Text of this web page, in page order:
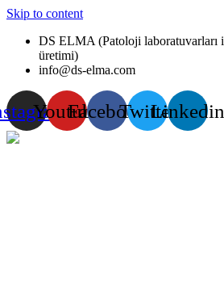
Skip to content
DS ELMA (Patoloji laboratuvarları
üretimi)
info@ds-elma.com
YoutubeFacebookTwitterLinkedin